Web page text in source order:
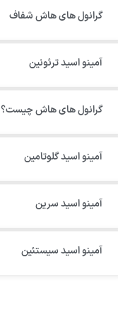
گرانول‌ های هاش شفاف
آمینو اسید ترئونین
گرانول های هاش چیست؟
آمینو اسید گلوتامین
آمینو اسید سرین
آمینو اسید سیستئین